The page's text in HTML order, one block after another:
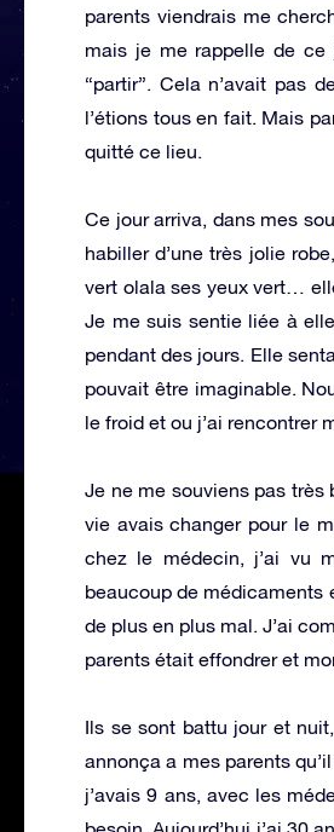
parents viendrais me
mais je me rappelle de ce
“partir”. Cela n’avait pas
l’étions tous en fait. Mais
quitté ce lieu.
Ce jour arriva, dans mes
habiller d’une très jolie
vert olala ses yeux vert…
Je me suis sentie liée à
pendant des jours. Elle
pouvait être imaginable.
le froid et ou j’ai rencontrer
Je ne me souviens pas très
vie avais changer pour le
chez le médecin, j’ai vu
beaucoup de médicaments
de plus en plus mal. J’ai
parents était effondrer et
Ils se sont battu jour et
annonça a mes parents
j’avais 9 ans, avec les